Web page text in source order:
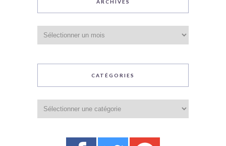
ARCHIVES
CATÉGORIES